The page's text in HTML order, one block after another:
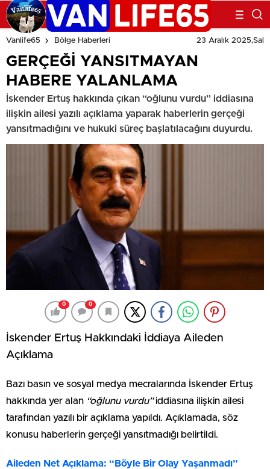
Vanlife65 Bölge Haberleri 23 Aralık 2025,Sal
GERÇEĞİ YANSITMAYAN
HABERE YALANLAMA
İskender Ertuş hakkında çıkan “oğlunu vurdu” iddiasına
ilişkin ailesi yazılı açıklama yaparak haberlerin gerçeği
yansıtmadığını ve hukuki süreç başlatılacağını duyurdu.
0 0
İskender Ertuş Hakkındaki İddiaya Aileden
Açıklama
Bazı basın ve sosyal medya mecralarında İskender Ertuş
hakkında yer alan “oğlunu vurdu”iddiasına ilişkin ailesi
tarafından yazılı bir açıklama yapıldı. Açıklamada, söz
konusu haberlerin gerçeği yansıtmadığı belirtildi.
Aileden Net Açıklama: “Böyle Bir Olay Yaşanmadı”